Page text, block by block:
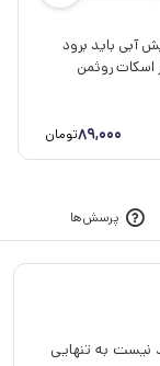
آبی باید برود
اسکات روثمن
89,000تومان
پرسش‌ها
نیست به تنهایی